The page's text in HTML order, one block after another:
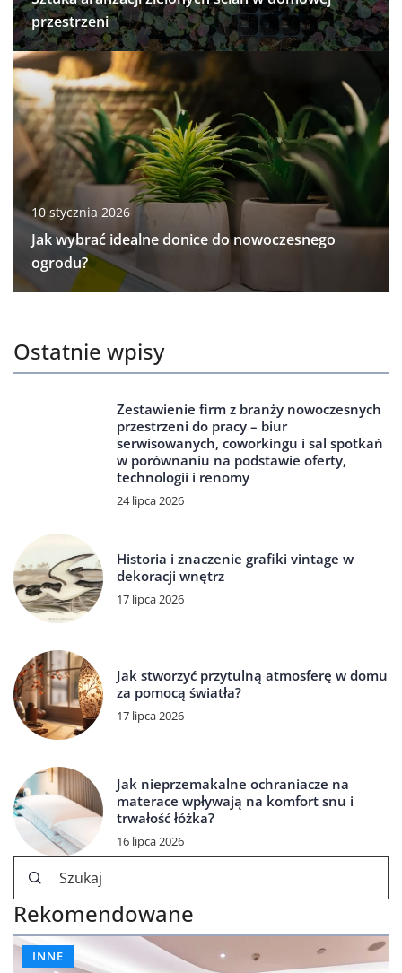
przestrzeni
10 stycznia 2026
Jak wybrać idealne donice do nowoczesnego
ogrodu?
Ostatnie wpisy
Zestawienie firm z branży nowoczesnych
przestrzeni do pracy – biur
serwisowanych, coworkingu i sal spotkań
w porównaniu na podstawie oferty,
technologii i renomy
24 lipca 2026
Historia i znaczenie grafiki vintage w
dekoracji wnętrz
17 lipca 2026
Jak stworzyć przytulną atmosferę w domu
za pomocą światła?
17 lipca 2026
Jak nieprzemakalne ochraniacze na
materace wpływają na komfort snu i
trwałość łóżka?
16 lipca 2026
Rekomendowane
INNE